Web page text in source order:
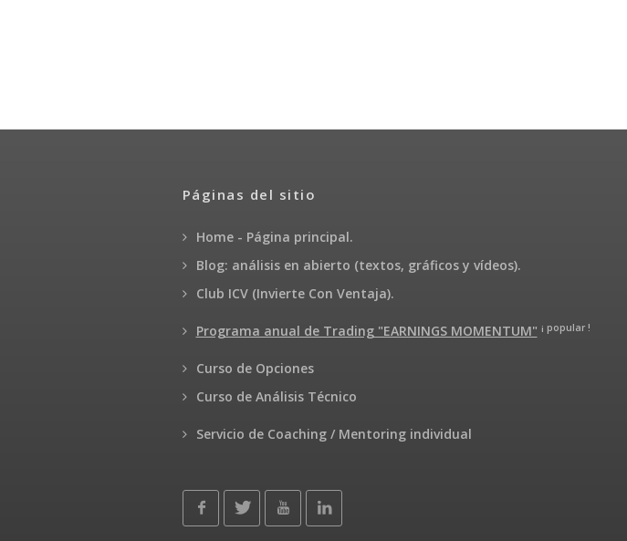
Páginas del sitio
Home - Página principal.
Blog: análisis en abierto (textos, gráficos y vídeos).
Club ICV (Invierte Con Ventaja).
Programa anual de Trading "EARNINGS MOMENTUM" ¡ popular !
Curso de Opciones
Curso de Análisis Técnico
Servicio de Coaching / Mentoring individual